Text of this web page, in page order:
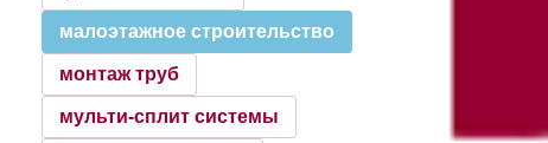
малоэтажное строительство
монтаж труб
мульти-сплит системы